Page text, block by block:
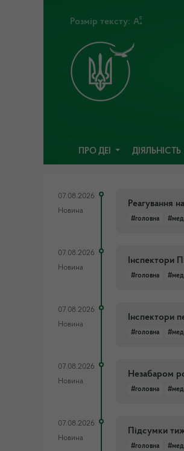
Розмір тексту:
ПРО ДЕІ ДІЯЛЬНІСТЬ
07.08.2026
Новина
Реагування
#головна
07.08.2026
Новина
Інспектори
#головна
07.08.2026
Новина
Інспектори
#головна
07.08.2026
Новина
Незабаром
#головна
07.08.2026
Новина
Підсумки
#головна